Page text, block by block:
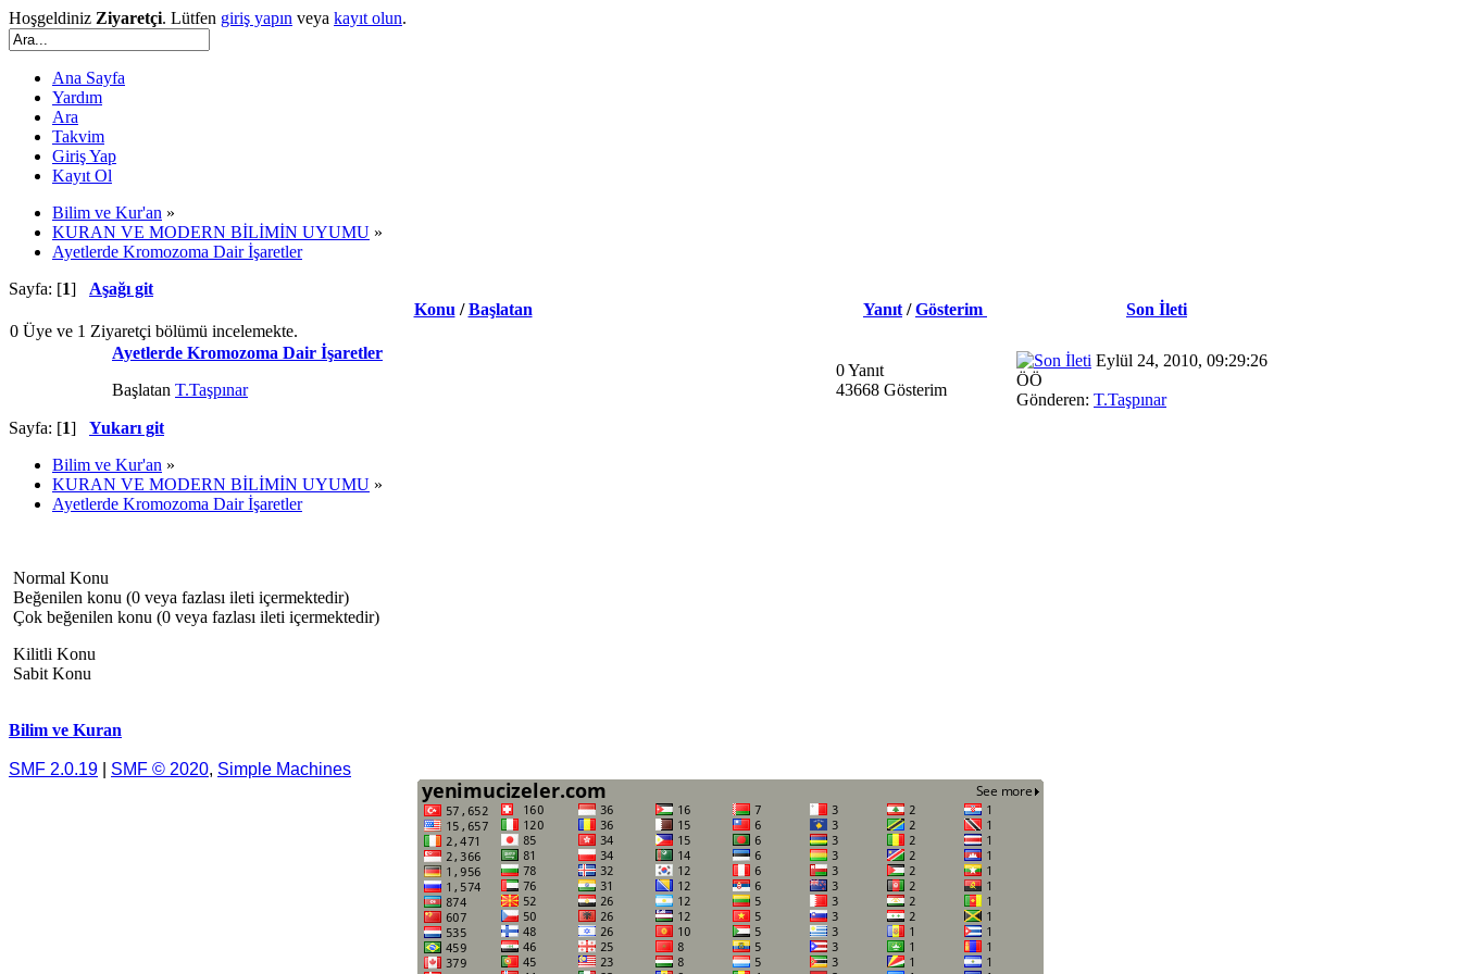
Hoşgeldiniz Ziyaretçi. Lütfen giriş yapın veya kayıt olun.
Ana Sayfa
Yardım
Ara
Takvim
Giriş Yap
Kayıt Ol
Bilim ve Kur'an »
KURAN VE MODERN BİLİMİN UYUMU »
Ayetlerde Kromozoma Dair İşaretler
Sayfa: [1] Aşağı git
Konu /Başlatan Yanıt /Gösterim
Son İleti
0 Üye ve 1 Ziyaretçi bölümü incelemekte.
Ayetlerde Kromozoma Dair İşaretler
Başlatan T.Taşpınar
0 Yanıt
43668 Gösterim
Eylül 24, 2010, 09:29:26
ÖÖ
Gönderen: T.Taşpınar
Sayfa: [1] Yukarı git
Bilim ve Kur'an »
KURAN VE MODERN BİLİMİN UYUMU »
Ayetlerde Kromozoma Dair İşaretler
Normal Konu
Beğenilen konu (0 veya fazlası ileti içermektedir)
Çok beğenilen konu (0 veya fazlası ileti içermektedir)
Kilitli Konu
Sabit Konu
Bilim ve Kuran
SMF 2.0.19 SMF © 2020, Simple Machines